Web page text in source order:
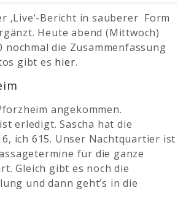
‚Live‘-Bericht in sauberer Form
Heute abend (Mittwoch)
nochmal die Zusammenfassung
gibt es hier.
angekommen.
isterledigt. Sascha hat die
ich 615. Unser Nachtquartier ist
für die ganze
Gleich gibt es noch die
und dann geht’s in die